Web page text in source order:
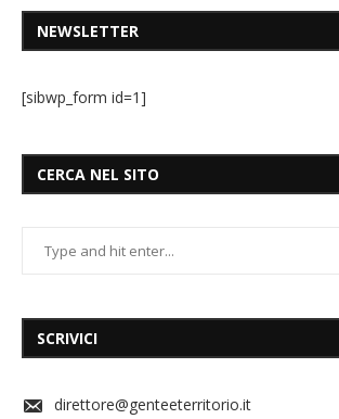
NEWSLETTER
[sibwp_form id=1]
CERCA NEL SITO
SCRIVICI
direttore@genteeterritorio.it